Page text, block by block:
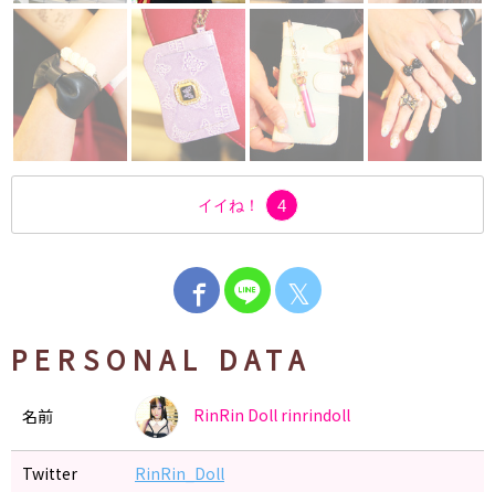
イイね！ 4
𝕏
PERSONAL DATA
名前 RinRin Doll rinrindoll
Twitter RinRin_Doll